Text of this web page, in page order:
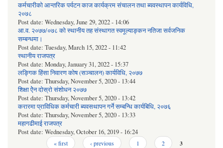
कर्मचारीको आन्तरिक पर्यटन काज कार्यक्रम संचालन तथा ब्यवस्थापन कार्यविधि,
२०७८
Post date: Wednesday, June 29, 2022 - 14:06
आ.व. २०७७/०७८ को स्थानीय तह संस्थागत स्वमूल्याङ्कन नतिजा सर्वजनिक
सम्बन्धमा।
Post date: Tuesday, March 15, 2022 - 11:42
स्थानीय राजपत्र
Post date: Monday, January 31, 2022 - 15:37
लङ्गिक हिंसा निवारण कोष (सञ्‍चालन) कार्यविधि, २०७७
Post date: Thursday, November 5, 2020 - 13:44
शिक्षा ऐेन दोस्रो संशोधन २०७७
Post date: Thursday, November 5, 2020 - 13:42
करारमा प्राविधिक कर्मचारी ब्यवसथापन गर्ने सम्बन्धि कार्यबिधि, २०७६
Post date: Thursday, November 5, 2020 - 13:33
महागढीमाई राजपत्र
Post date: Wednesday, October 16, 2019 - 16:24
« first ‹ previous 1 2 3